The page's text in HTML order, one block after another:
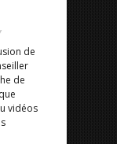
de
de
vidéos